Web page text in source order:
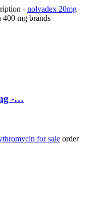
- nolvadex 20mg
400 mg brands
-…
for sale order